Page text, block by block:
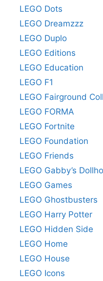
LEGO Dots
LEGO Dreamzzz
LEGO Duplo
LEGO Editions
LEGO Education
LEGO F1
LEGO Fairground
LEGO FORMA
LEGO Fortnite
LEGO Foundation
LEGO Friends
LEGO Gabby’s
LEGO Games
LEGO Ghostbusters
LEGO Harry Potter
LEGO Hidden Side
LEGO Home
LEGO House
LEGO Icons